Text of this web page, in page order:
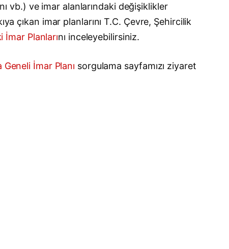
vb.) ve imar alanlarındaki değişiklikler
çıkan imar planlarını T.C. Çevre, Şehircilik
İmar Planlarını inceleyebilirsiniz.
Geneli İmar Planı sorgulama sayfamızı ziyaret